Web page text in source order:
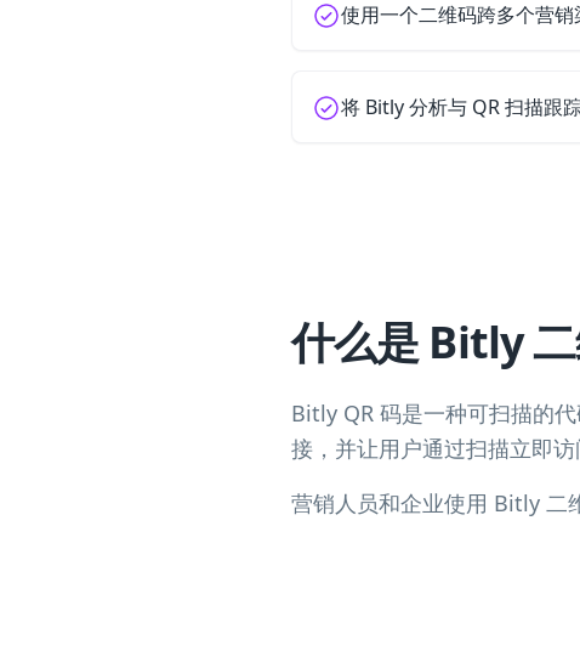
使用一个二维码跨多个营销
将 Bitly 分析与 QR 扫描跟
什么是 Bitly 二
Bitly QR 码是一种可扫描的
接，并让用户通过扫描立即访
营销人员和企业使用 Bitly 二